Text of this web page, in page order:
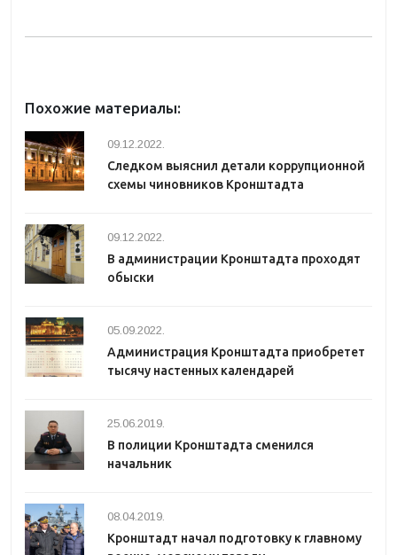
Похожие материалы:
09.12.2022.
Следком выяснил детали коррупционной
схемы чиновников Кронштадта
09.12.2022.
В администрации Кронштадта проходят
обыски
05.09.2022.
Администрация Кронштадта приобретет
тысячу настенных календарей
25.06.2019.
В полиции Кронштадта сменился
начальник
08.04.2019.
Кронштадт начал подготовку к главному